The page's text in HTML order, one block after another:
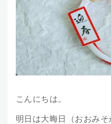
こんにちは。
明日は大晦日（おおみそ